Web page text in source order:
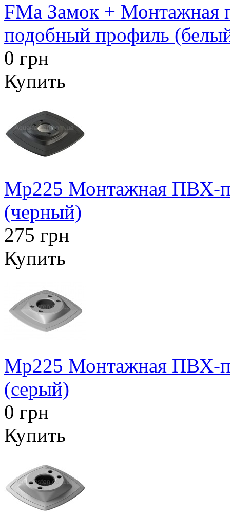
FMa Замок + Монтажная
подобный профиль
0 грн
Купить
Mp225 Монтажная ПВХ-
(черный)
275 грн
Купить
Mp225 Монтажная ПВХ-
(серый)
0 грн
Купить